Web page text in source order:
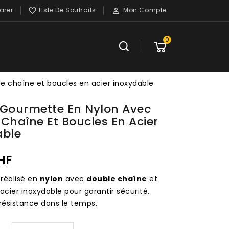
 Mon Compte
 Liste De Souhaits
0
chaîne et boucles en acier inoxydable
En Nylon Avec
Et Boucles En Acier
réalisé en nylon avec double chaîne et
inoxydable pour garantir sécurité,
dans le temps.